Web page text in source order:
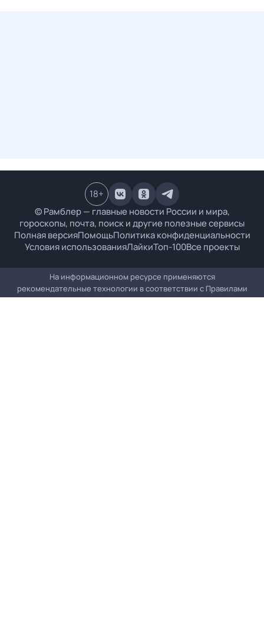
© Рамблер — главные новости России и мира,
гороскопы, почта, поиск и другие полезные сервисы
Полная версияПомощьПолитика конфиденциальности
Условия использованияЛайкиТоп-100Все проекты
18+
На информационном ресурсе применяются
рекомендательные технологии в соответствии с Правилами